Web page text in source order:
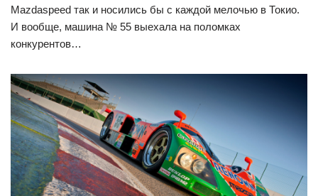
Mazdaspeed так и носились бы c каждой мелочью в Токио.
И вообще, машина № 55 выехала на поломках
конкурентов…